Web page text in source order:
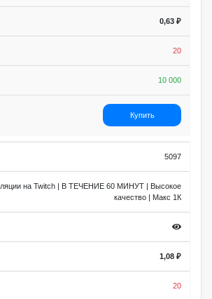
0,63 ₽
20
10 000
Купить
5097
на Twitch | В ТЕЧЕНИЕ 60 МИНУТ | Высокое
качество | Макс 1К
1,08 ₽
20